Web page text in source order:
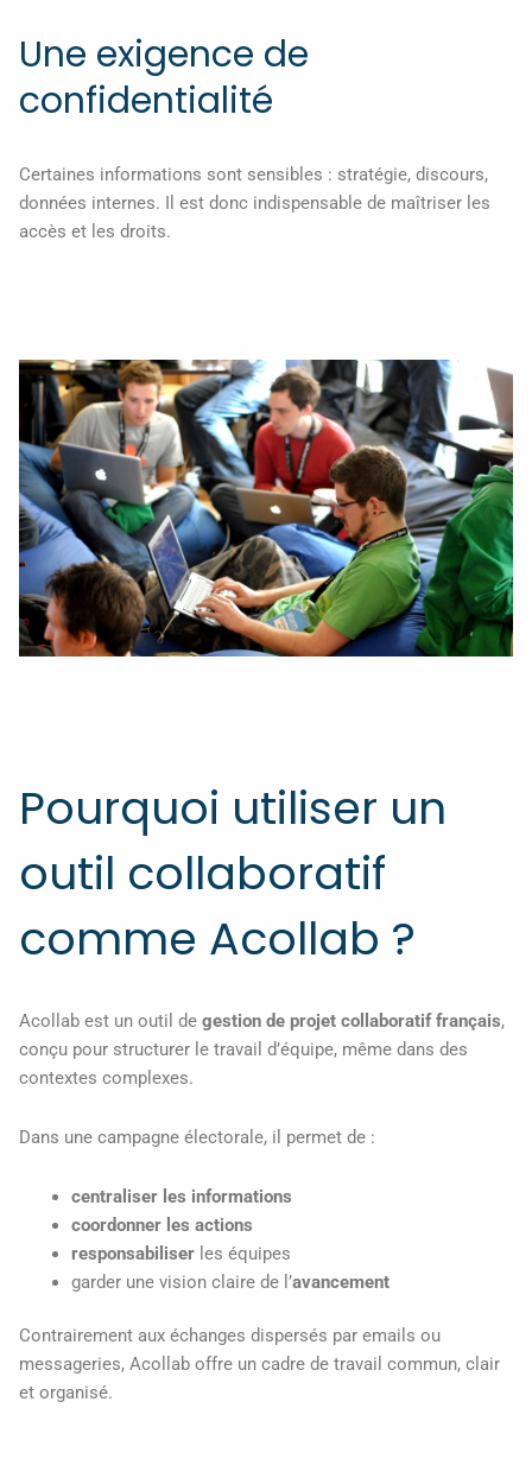
Une exigence de
confidentialité
Certaines informations sont sensibles : stratégie, discours,
données internes. Il est donc indispensable de maîtriser les
accès et les droits.
Pourquoi utiliser un
outil collaboratif
comme Acollab ?
Acollab est un outil de gestion de projet collaboratif français,
conçu pour structurer le travail d’équipe, même dans des
contextes complexes.
Dans une campagne électorale, il permet de :
centraliser les informations
coordonner les actions
responsabiliserles équipes
garder une vision claire de l’avancement
Contrairement aux échanges dispersés par emails ou
messageries, Acollab offre un cadre de travail commun, clair
et organisé.